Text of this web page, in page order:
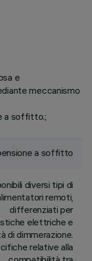
e
meccanismo
a soffitto.;
a soffitto
diversi tipi di
remoti,
differenziati per
elettriche e
di dimmerazione.
relative alla